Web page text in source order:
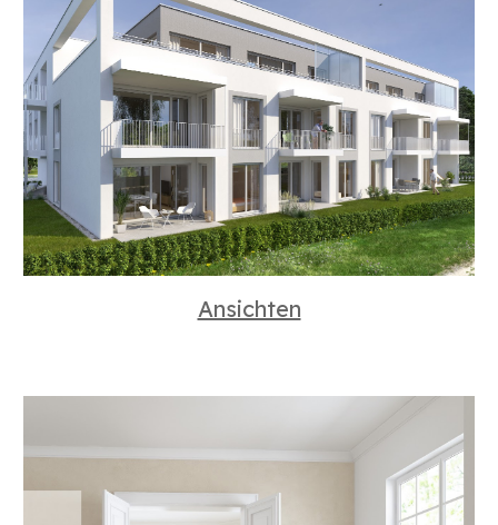
Ansichten